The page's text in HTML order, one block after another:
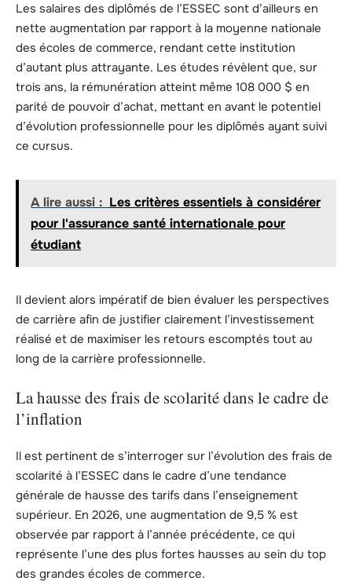
Les salaires des diplômés de l’ESSEC sont d’ailleurs en
nette augmentation par rapport à la moyenne nationale
des écoles de commerce, rendant cette institution
d’autant plus attrayante. Les études révèlent que, sur
trois ans, la rémunération atteint même 108 000 $ en
parité de pouvoir d’achat, mettant en avant le potentiel
d’évolution professionnelle pour les diplômés ayant suivi
ce cursus.
A lire aussi : Les critères essentiels à considérer
pour l'assurance santé internationale pour
étudiant
Il devient alors impératif de bien évaluer les perspectives
de carrière afin de justifier clairement l’investissement
réalisé et de maximiser les retours escomptés tout au
long de la carrière professionnelle.
La hausse des frais de scolarité dans le cadre de
l’inflation
Il est pertinent de s’interroger sur l’évolution des frais de
scolarité à l’ESSEC dans le cadre d’une tendance
générale de hausse des tarifs dans l’enseignement
supérieur. En 2026, une augmentation de 9,5 % est
observée par rapport à l’année précédente, ce qui
représente l’une des plus fortes hausses au sein du top
des grandes écoles de commerce.